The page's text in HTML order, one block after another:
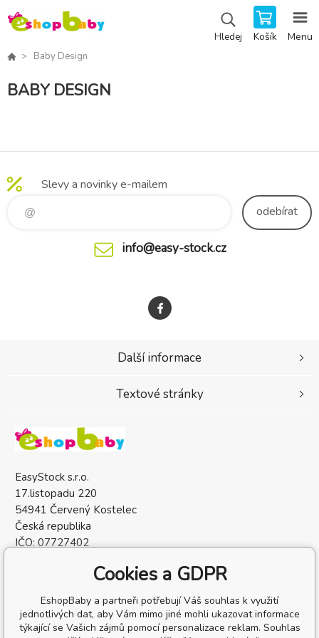
Hledej Košík Menu
Baby Design
BABY DESIGN
Slevy a novinky e-mailem
odebírat
info@easy-stock.cz
EasyStock s.r.o.
17.listopadu 220
54941 Červený Kostelec
Česká republika
IČO: 07727402
Další informace
Textové stránky
Cookies a GDPR
EshopBaby a partneři potřebují Váš souhlas k využití
jednotlivých dat, aby Vám mimo jiné mohli ukazovat informace
týkající se Vašich zájmů pomocí personalizace reklam. Souhlas